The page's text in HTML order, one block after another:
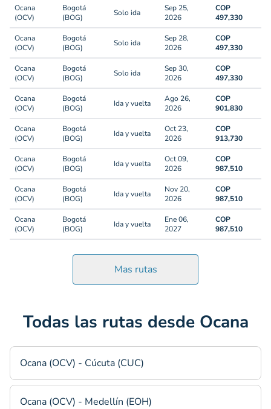
Ocana
(OCV)
Bogotá
(BOG)
Solo ida
Sep 25,
2026
COP
497,330
Ocana
(OCV)
Bogotá
(BOG)
Solo ida
Sep 28,
2026
COP
497,330
Ocana
(OCV)
Bogotá
(BOG)
Solo ida
Sep 30,
2026
COP
497,330
Ocana
(OCV)
Bogotá
(BOG)
Ida y vuelta
Ago 26,
2026
COP
901,830
Ocana
(OCV)
Bogotá
(BOG)
Ida y vuelta
Oct 23,
2026
COP
913,730
Ocana
(OCV)
Bogotá
(BOG)
Ida y vuelta
Oct 09,
2026
COP
987,510
Ocana
(OCV)
Bogotá
(BOG)
Ida y vuelta
Nov 20,
2026
COP
987,510
Ocana
(OCV)
Bogotá
(BOG)
Ida y vuelta
Ene 06,
2027
COP
987,510
Mas rutas
Todas las rutas desde Ocana
Ocana (OCV) - Cúcuta (CUC)
Ocana (OCV) - Medellín (EOH)